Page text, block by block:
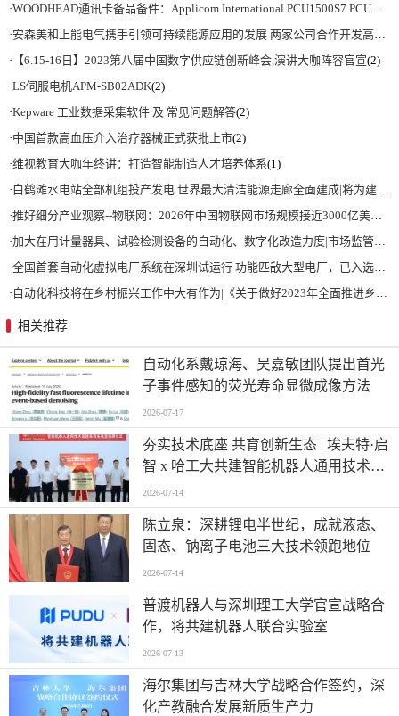
·WOODHEAD通讯卡备品备件：Applicom International PCU1500S7 PCU 1500 S7 V4.5.0
·安森美和上能电气携手引领可持续能源应用的发展 两家公司合作开发高性能储能和太阳能组串式逆变器方案 以实现可持续的未来
· 【6.15-16日】2023第八届中国数字供应链创新峰会,演讲大咖阵容官宣(2)
·LS伺服电机APM-SB02ADK(2)
·Kepware 工业数据采集软件 及 常见问题解答(2)
·中国首款高血压介入治疗器械正式获批上市(2)
·维视教育大咖年终讲：打造智能制造人才培养体系(1)
·白鹤滩水电站全部机组投产发电 世界最大清洁能源走廊全面建成|将为建设新型能源体系、保障国家能源安全、实现“双碳”目标提供有力支撑
·推好细分产业观察--物联网：2026年中国物联网市场规模接近3000亿美元 智慧工厂、智慧城市、智慧电网等将占60%以上
·加大在用计量器具、试验检测设备的自动化、数字化改造力度|市场监管总局 工业和信息化部 关于促进企业计量能力提升的指导意见
·全国首套自动化虚拟电厂系统在深圳试运行 功能匹敌大型电厂，已入选国际典型案例
· 自动化科技将在乡村振兴工作中大有作为|《关于做好2023年全面推进乡村振兴重点工作的意见》发布
相关推荐
自动化系戴琼海、吴嘉敏团队提出首光
子事件感知的荧光寿命显微成像方法
2026-07-17
夯实技术底座 共育创新生态 | 埃夫特·启
智 x 哈工大共建智能机器人通用技术底
座实训实验室
2026-07-14
陈立泉：深耕锂电半世纪，成就液态、
固态、钠离子电池三大技术领跑地位
2026-07-14
普渡机器人与深圳理工大学官宣战略合
作，将共建机器人联合实验室
2026-07-13
海尔集团与吉林大学战略合作签约，深
化产教融合发展新质生产力